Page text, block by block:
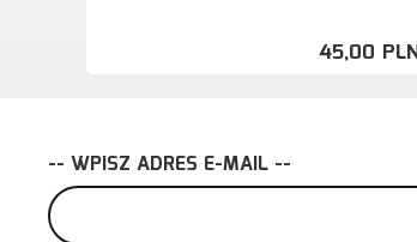
45,00
-- WPISZ ADRES E-MAIL --